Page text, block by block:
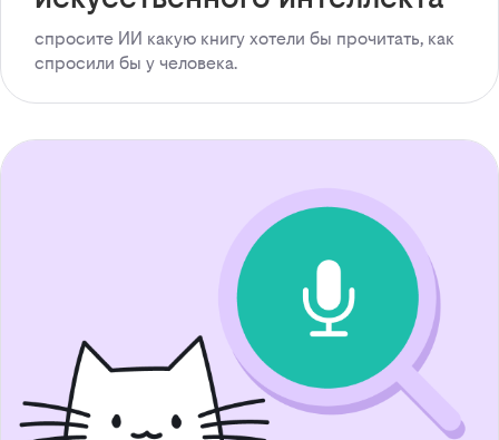
спросите ИИ какую книгу хотели бы прочитать, как
спросили бы у человека.